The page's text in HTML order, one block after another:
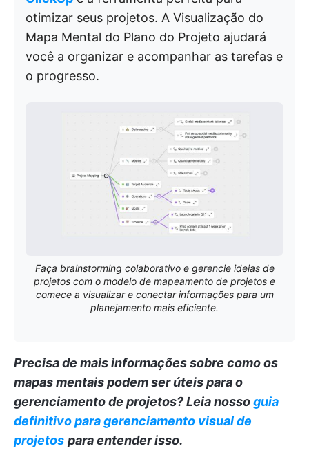
otimizar seus projetos. A Visualização do
Mapa Mental do Plano do Projeto ajudará
você a organizar e acompanhar as tarefas e
o progresso.
Faça brainstorming colaborativo e gerencie ideias de
projetos com o modelo de mapeamento de projetos e
comece a visualizar e conectar informações para um
planejamento mais eficiente.
Precisa de mais informações sobre como os
mapas mentais podem ser úteis para o
gerenciamento de projetos?Leia nossoguia
definitivo para gerenciamento visual de
projetos para entender isso.